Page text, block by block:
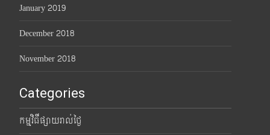
January 2019
December 2018
November 2018
Categories
កម្មវិធីផ្សាយរាល់ថ្ងៃ